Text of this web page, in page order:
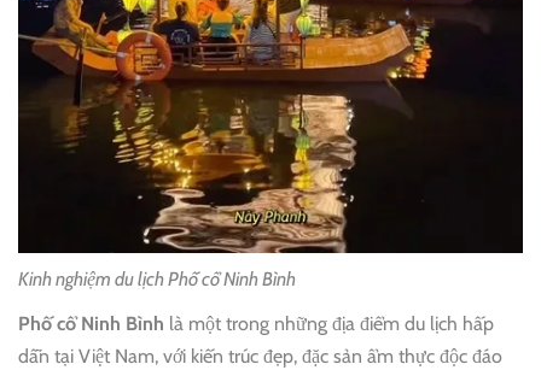
Kinh nghiệm du lịch Phố cổ Ninh Bình
Phố cổ Ninh Bình là một trong những địa điểm du lịch hấp
dẫn tại Việt Nam, với kiến trúc đẹp, đặc sản ẩm thực độc đáo